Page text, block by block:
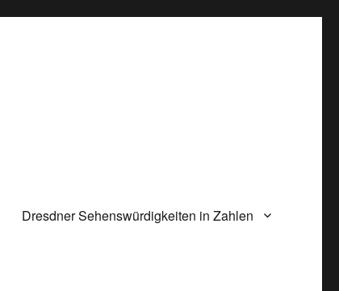
Dresdner Sehenswürdigkeiten in Zahlen